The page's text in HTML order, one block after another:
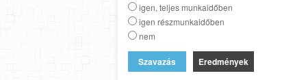
igen, teljes munkaidőben
igen részmunkaidőben
nem
Eredmények